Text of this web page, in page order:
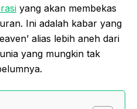
yang akan membekas
Ini adalah kabar yang
alias lebih aneh dari
yang mungkin tak